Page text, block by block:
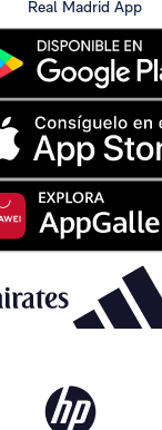
Real Madrid App